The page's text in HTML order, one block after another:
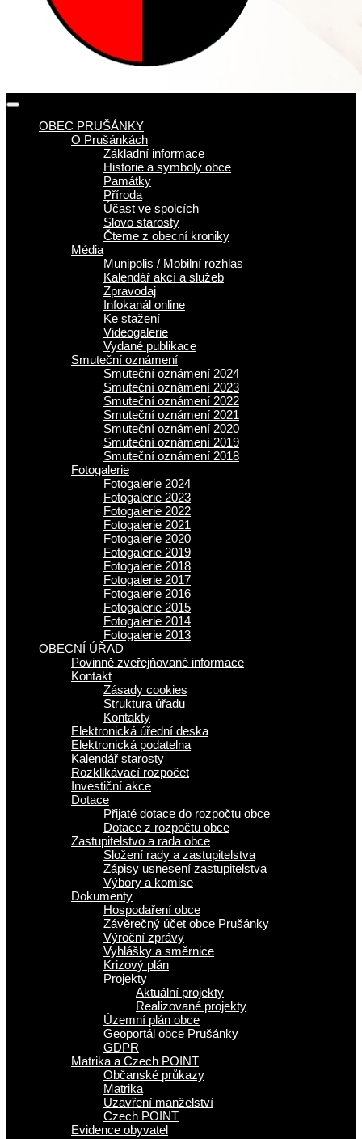
OBEC PRUŠÁNKY
O Prušánkách
Základní informace
Historie a symboly obce
Památky
Příroda
Účast ve spolcích
Slovo starosty
Čteme z obecní kroniky
Média
Munipolis / Mobilní rozhlas
Kalendář akcí a služeb
Zpravodaj
Infokanál online
Ke stažení
Videogalerie
Vydané publikace
Smuteční oznámení
Smuteční oznámení 2024
Smuteční oznámení 2023
Smuteční oznámení 2022
Smuteční oznámení 2021
Smuteční oznámení 2020
Smuteční oznámení 2019
Smuteční oznámení 2018
Fotogalerie
Fotogalerie 2024
Fotogalerie 2023
Fotogalerie 2022
Fotogalerie 2021
Fotogalerie 2020
Fotogalerie 2019
Fotogalerie 2018
Fotogalerie 2017
Fotogalerie 2016
Fotogalerie 2015
Fotogalerie 2014
Fotogalerie 2013
OBECNÍ ÚŘAD
Povinně zveřejňované informace
Kontakt
Zásady cookies
Struktura úřadu
Kontakty
Elektronická úřední deska
Elektronická podatelna
Kalendář starosty
Rozklikávací rozpočet
Investiční akce
Dotace
Přijaté dotace do rozpočtu obce
Dotace z rozpočtu obce
Zastupitelstvo a rada obce
Složení rady a zastupitelstva
Zápisy usnesení zastupitelstva
Výbory a komise
Dokumenty
Hospodaření obce
Závěrečný účet obce Prušánky
Výroční zprávy
Vyhlášky a směrnice
Krizový plán
Projekty
Aktuální projekty
Realizované projekty
Územní plán obce
Geoportál obce Prušánky
GDPR
Matrika a Czech POINT
Občanské průkazy
Matrika
Uzavření manželství
Czech POINT
Evidence obyvatel